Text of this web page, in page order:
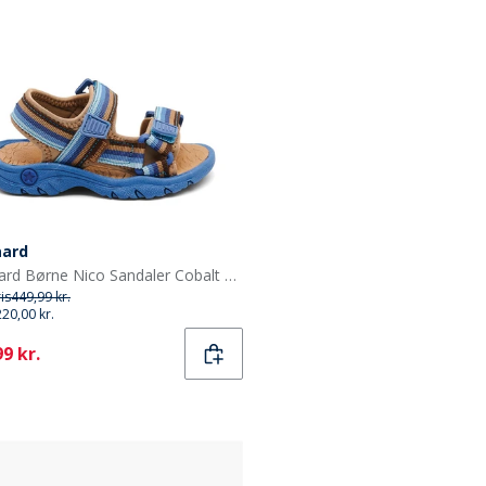
Bisgaard Børne Nico Sandaler Cobalt Mix
449,99 kr.
kr.
kr.